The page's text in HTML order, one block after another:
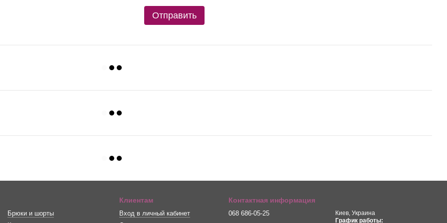
Отправить
Брюки и шорты
Клиентам
Вход в личный кабинет
Контактная информация
068 686-05-25
Киев, Украина
График работы: